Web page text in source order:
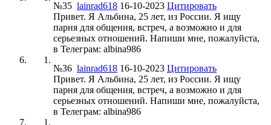
№35 lainrad618 16-10-2023 Цитировать
Привет. Я Альбина, 25 лет, из России. Я ищу
парня для общения, встреч, а возможно и для
серьезных отношений. Напиши мне, пожалуйста,
в Телеграм: albina986
№36 lainrad618 16-10-2023 Цитировать
Привет. Я Альбина, 25 лет, из России. Я ищу
парня для общения, встреч, а возможно и для
серьезных отношений. Напиши мне, пожалуйста,
в Телеграм: albina986